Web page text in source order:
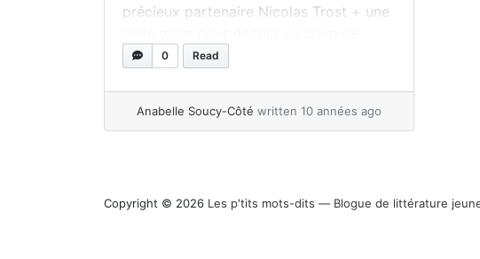
précieux partenaire Nicolas Trost + une
main. J’avais vu quelques mois
éditions l’école des loisirs avaient réalisé
quelque chose de beau (voir... »read
0 Read
Anabelle Soucy-Côté written 10 années ago
Copyright © 2026 Les p'tits mots-dits ― Blogue de littérature